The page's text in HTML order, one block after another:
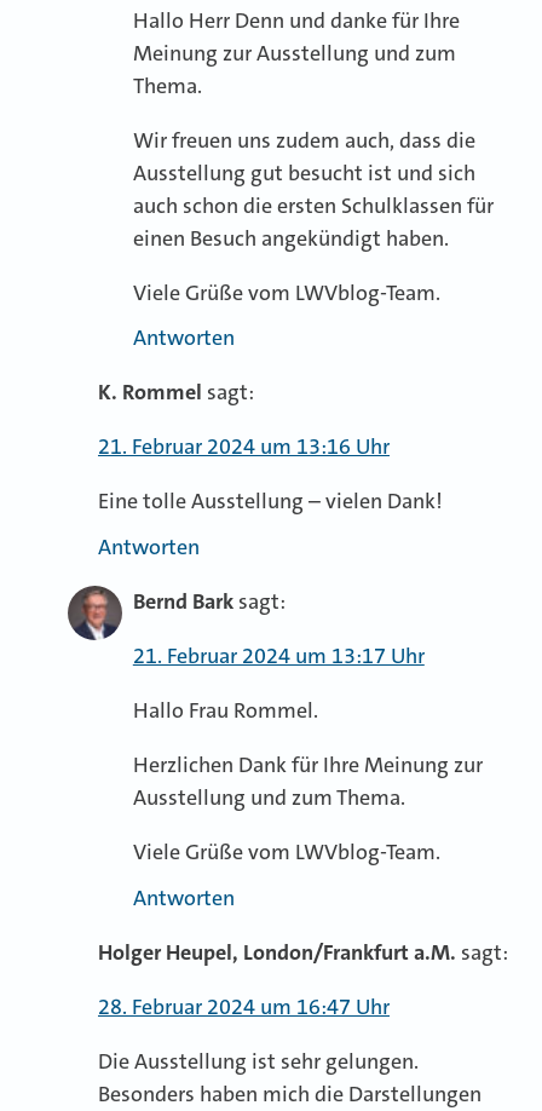
Hallo Herr Denn und danke für Ihre
Meinung zur Ausstellung und zum
Thema.
Wir freuen uns zudem auch, dass die
Ausstellung gut besucht ist und sich
auch schon die ersten Schulklassen für
einen Besuch angekündigt haben.
Viele Grüße vom LWVblog-Team.
Antworten
K. Rommel sagt:
21. Februar 2024 um 13:16 Uhr
Eine tolle Ausstellung – vielen Dank!
Antworten
Bernd Bark sagt:
21. Februar 2024 um 13:17 Uhr
Hallo Frau Rommel.
Herzlichen Dank für Ihre Meinung zur
Ausstellung und zum Thema.
Viele Grüße vom LWVblog-Team.
Antworten
Holger Heupel, London/Frankfurt a.M. sagt:
28. Februar 2024 um 16:47 Uhr
Die Ausstellung ist sehr gelungen.
Besonders haben mich die Darstellungen